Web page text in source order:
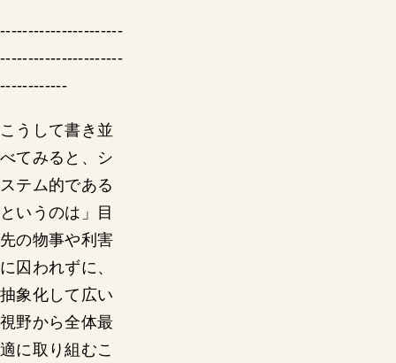
----------------------
----------------------
------------
こうして書き並
べてみると、シ
ステム的である
というのは」目
先の物事や利害
に囚われずに、
抽象化して広い
視野から全体最
適に取り組むこ